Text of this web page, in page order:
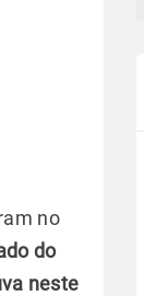
no
do
neste